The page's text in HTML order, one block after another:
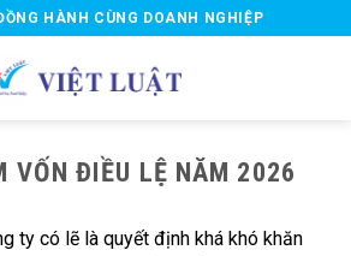
HÀNH CÙNG DOANH NGHIỆP
VỐN ĐIỀU LỆ NĂM 2026
ty có lẽ là quyết định khá khó khăn